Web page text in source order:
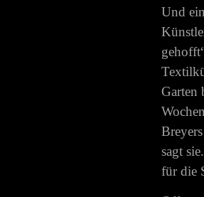
Und
Garten
sagt
für die